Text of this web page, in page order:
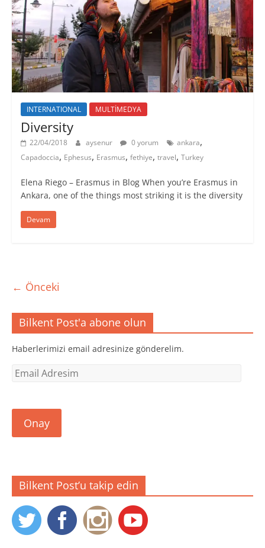
INTERNATIONAL MULTİMEDYA
Diversity
22/04/2018 aysenur 0 yorum ankara,
Capadoccia, Ephesus, Erasmus, fethiye, travel, Turkey
Elena Riego – Erasmus in Blog When you’re Erasmus in
Ankara, one of the things most striking it is the diversity
Devam
← Önceki
Bilkent Post'a abone olun
Haberlerimizi email adresinize gönderelim.
Email
Onay
Bilkent Post’u takip edin